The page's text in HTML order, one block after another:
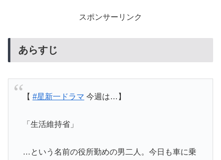
スポンサーリンク
あらすじ
【 #星新一ドラマ 今週は…】
「生活維持省」
…という名前の役所勤めの男二人。今日も車に乗